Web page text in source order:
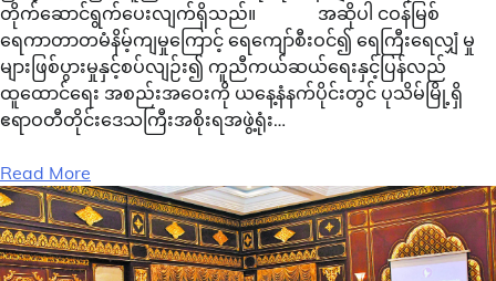
တိုက်ဆောင်ရွက်ပေးလျက်ရှိသည်။ အဆိုပါ ငဝန်မြစ်
ရေကာတာတမံနိမ့်ကျမှုကြောင့် ရေကျော်စီးဝင်၍ ရေကြီးရေလျှံ မှု
များဖြစ်ပွားမှုနှင့်စပ်လျဉ်း၍ ကူညီကယ်ဆယ်ရေးနှင့်ပြန်လည်
ထူထောင်ရေး အစည်းအဝေးကို ယနေ့နံနက်ပိုင်းတွင် ပုသိမ်မြို့ရှိ
ဧရာဝတီတိုင်းဒေသကြီးအစိုးရအဖွဲ့ရုံး…
Read More